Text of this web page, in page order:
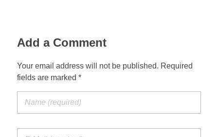
Add a Comment
Your email address will not be published. Required
fields are marked *